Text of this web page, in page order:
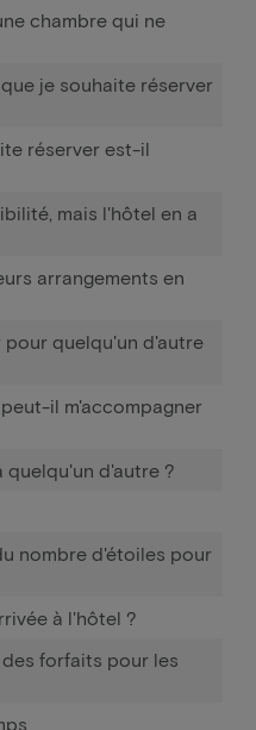
chambre qui ne
je souhaite réserver
réserver est-il
mais l'hôtel en a
arrangements en
quelqu'un d'autre
il m'accompagner
quelqu'un d'autre ?
nombre d'étoiles pour
à l'hôtel ?
forfaits pour les